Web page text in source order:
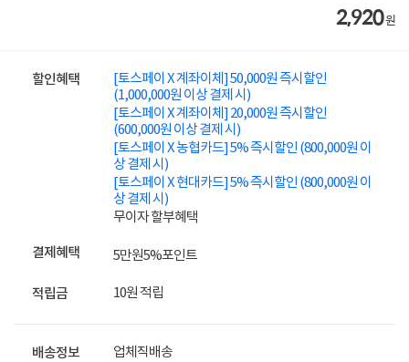
2,920원
할인혜택
[토스페이 X 계좌이체] 50,000원 즉시할인
(1,000,000원 이상 결제 시)
[토스페이 X 계좌이체] 20,000원 즉시할인
(600,000원 이상 결제 시)
[토스페이 X 농협카드] 5% 즉시할인 (800,000원 이
상 결제 시)
[토스페이 X 현대카드] 5% 즉시할인 (800,000원 이
상 결제 시)
무이자 할부혜택
결제혜택 5만원5%포인트
적립금 10원 적립
배송정보 업체직배송